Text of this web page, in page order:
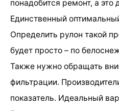
понадобится ремонт, а это
Единственный
Определить рулон такой
будет просто – по
Также нужно обращать
фильтрации.
показатель. Идеальный